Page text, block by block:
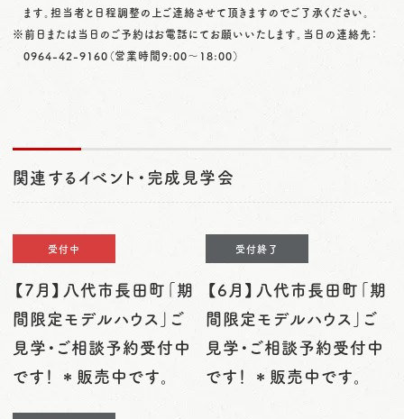
ます。担当者と日程調整の上ご連絡させて頂きますのでご了承ください。
※前日または当日のご予約はお電話にてお願いいたします。当日の連絡先：
0964-42-9160（営業時間9:00〜18:00）
関連するイベント・完成見学会
受付中
【7月】八代市長田町「期
間限定モデルハウス」ご
見学・ご相談予約受付中
です！ ＊販売中です。
受付終了
【6月】八代市長田町「期
間限定モデルハウス」ご
見学・ご相談予約受付中
です！ ＊販売中です。